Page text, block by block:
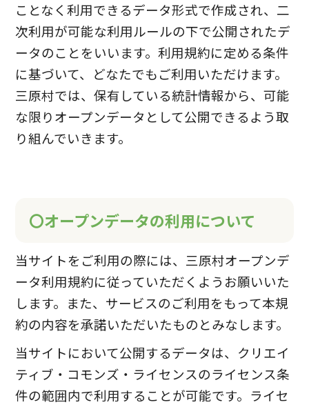
ことなく利用できるデータ形式で作成され、二
次利用が可能な利用ルールの下で公開されたデ
ータのことをいいます。利用規約に定める条件
に基づいて、どなたでもご利用いただけます。
三原村では、保有している統計情報から、可能
な限りオープンデータとして公開できるよう取
り組んでいきます。
〇オープンデータの利用について
当サイトをご利用の際には、三原村オープンデ
ータ利用規約に従っていただくようお願いいた
します。また、サービスのご利用をもって本規
約の内容を承諾いただいたものとみなします。
当サイトにおいて公開するデータは、クリエイ
ティブ・コモンズ・ライセンスのライセンス条
件の範囲内で利用することが可能です。ライセ